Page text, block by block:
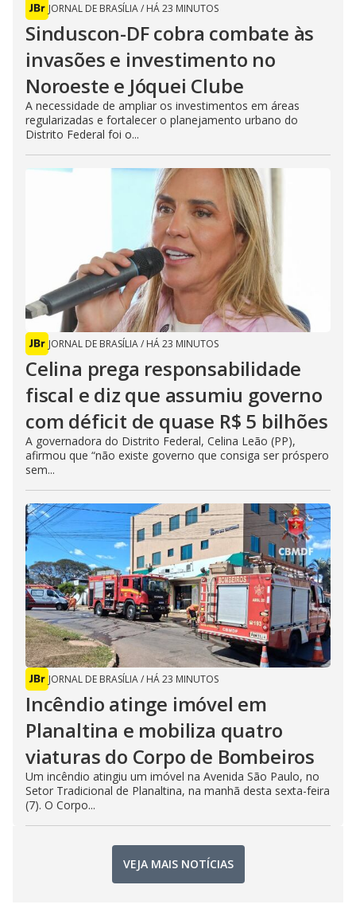
JORNAL DE BRASÍLIA/ HÁ 23 MINUTOS
Sinduscon-DF cobra combate às
invasões e investimento no
Noroeste e Jóquei Clube
A necessidade de ampliar os investimentos em áreas
regularizadas e fortalecer o planejamento urbano do
Distrito Federal foi o...
JORNAL DE BRASÍLIA/ HÁ 23 MINUTOS
Celina prega responsabilidade
fiscal e diz que assumiu governo
com déficit de quase R$ 5 bilhões
A governadora do Distrito Federal, Celina Leão (PP),
afirmou que “não existe governo que consiga ser próspero
sem...
JORNAL DE BRASÍLIA/ HÁ 23 MINUTOS
Incêndio atinge imóvel em
Planaltina e mobiliza quatro
viaturas do Corpo de Bombeiros
Um incêndio atingiu um imóvel na Avenida São Paulo, no
Setor Tradicional de Planaltina, na manhã desta sexta-feira
(7). O Corpo...
VEJA MAIS NOTÍCIAS